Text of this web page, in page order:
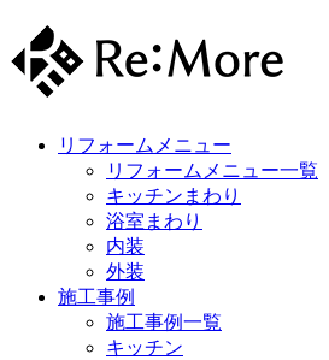
リフォームメニュー
リフォームメニュー一覧
キッチンまわり
浴室まわり
内装
外装
施工事例
施工事例一覧
キッチン